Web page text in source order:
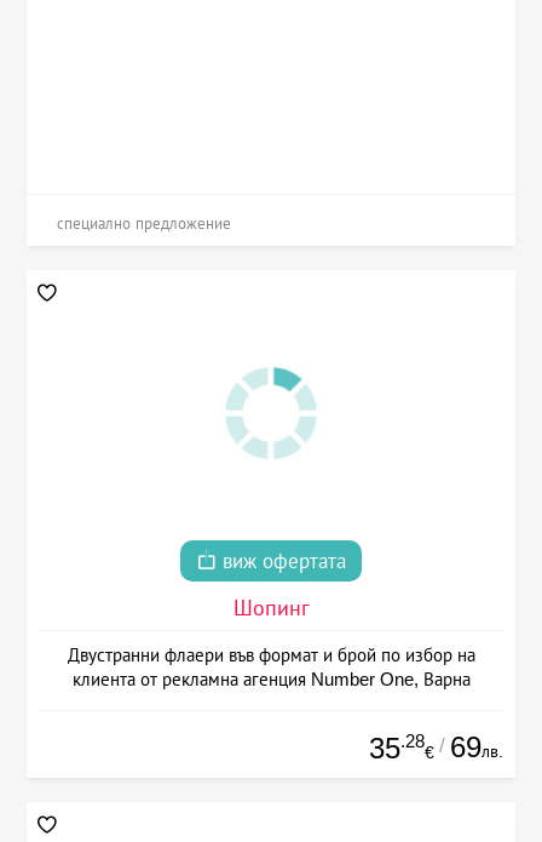
специално предложение
виж офертата
Шопинг
Двустранни флаери във формат и брой по избор на
клиента от рекламна агенция Number One, Варна
35.28
€ / 69лв.